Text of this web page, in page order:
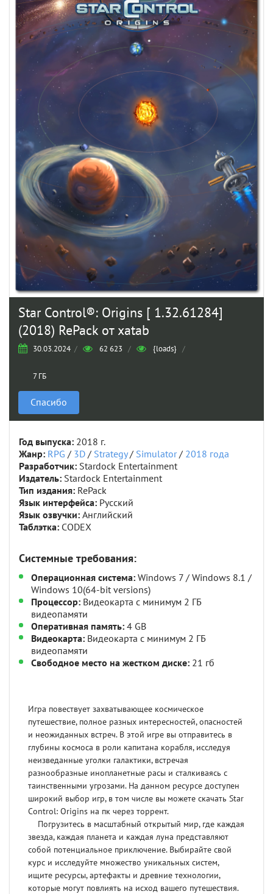
Star Control®: Origins [ 1.32.61284]
(2018) RePack от xatab
30.03.2024 / 62 623 / {loads} /
7 ГБ
Спасибо
Год выпуска: 2018 г.
Жанр: RPG / 3D / Strategy/ Simulator/ 2018 года
Разработчик: Stardock Entertainment
Издатель: Stardock Entertainment
Тип издания: RePack
Язык интерфейса: Русский
Язык озвучки: Английский
Таблэтка: CODEX
Системные требования:
Операционная система: Windows 7 / Windows 8.1 /
Windows 10(64-bit versions)
Процессор: Видеокарта с минимум 2 ГБ
видеопамяти
Оперативная память: 4 GB
Видеокарта: Видеокарта с минимум 2 ГБ
видеопамяти
Свободное место на жестком диске: 21 гб
Игра повествует захватывающее космическое
путешествие, полное разных интересностей, опасностей
и неожиданных встреч. В этой игре вы отправитесь в
глубины космоса в роли капитана корабля, исследуя
неизведанные уголки галактики, встречая
разнообразные инопланетные расы и сталкиваясь с
таинственными угрозами. На данном ресурсе доступен
широкий выбор игр, в том числе вы можете скачать Star
Control: Origins на пк через торрент.
Погрузитесь в масштабный открытый мир, где каждая
звезда, каждая планета и каждая луна представляют
собой потенциальное приключение. Выбирайте свой
курс и исследуйте множество уникальных систем,
ищите ресурсы, артефакты и древние технологии,
которые могут повлиять на исход вашего путешествия.